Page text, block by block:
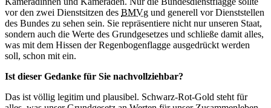
vor den zwei Dienstsitzen des BMVg und generell vor Dienststellen
des Bundes zu sehen sein. Sie repräsentiere nicht nur unseren Staat,
sondern auch die Werte des Grundgesetzes und schließe damit alles,
was mit dem Hissen der Regenbogenflagge ausgedrückt werden
soll, schon mit ein.
Ist dieser Gedanke für Sie nachvollziehbar?
Das ist völlig legitim und plausibel. Schwarz-Rot-Gold steht für